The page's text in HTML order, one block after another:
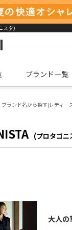
タ）
ブランド一覧
ブランド名から探す(レディー
(プロタゴニ
大人の